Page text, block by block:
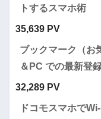
トするスマホ術
35,639 PV
ブックマーク（お
＆PC での最新登
32,289 PV
ドコモスマホで